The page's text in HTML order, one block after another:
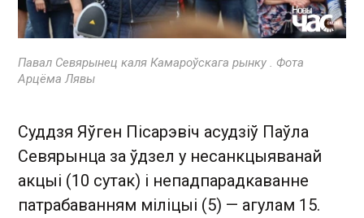
Павал Севярынец каля Камароўскага рынку . Фота
Арцёма Лявы
Суддзя Яўген Пісарэвіч асудзіў Паўла
Севярынца за ўдзел у несанкцыяванай
акцыі (10 сутак) і непадпарадкаванне
патрабаванням міліцыі (5) — агулам 15.